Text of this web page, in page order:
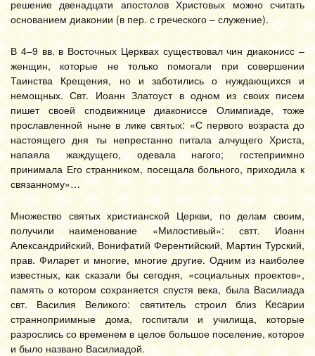
решение двенадцати апостолов Христовых можно считать
основанием диаконии (в пер. с греческого – служение).
В 4–9 вв. в Восточных Церквах существовал чин диаконисс –
женщин, которые не только помогали при совершении
Таинства Крещения, но и заботились о нуждающихся и
немощных. Свт. Иоанн Златоуст в одном из своих писем
пишет своей сподвижнице диакониссе Олимпиаде, тоже
прославленной ныне в лике святых: «С первого возраста до
настоящего дня ты непрестанно питала алчущего Христа,
напаяла жаждущего, одевала нагого; гостеприимно
принимала Его странником, посещала больного, приходила к
связанному»…
Множество святых христианской Церкви, по делам своим,
получили наименование «Милостивый»: свтт. Иоанн
Александрийский, Вонифатий Ферентийский, Мартин Турский,
прав. Филарет и многие, многие другие. Одним из наиболее
известных, как сказали бы сегодня, «социальных проектов»,
память о котором сохраняется спустя века, была Василиада
свт. Василия Великого: святитель строил близ Kecaрии
странноприимные дома, госпитали и училища, которые
разрослись со временем в целое большое поселение, которое
и было названо Василиадой.